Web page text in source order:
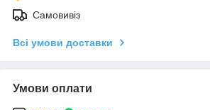
Самовивіз
Всі умови доставки
Умови оплати